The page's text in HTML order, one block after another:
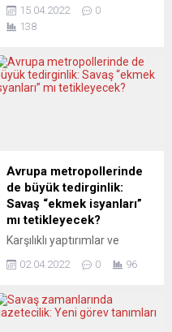
fiyatları daha da artarken,
birçok Avrupa ülkesinde
7’yi aşmış durumda. Rusya
ve Ukrayna’nın başlıca
Avrupa medyasında
yorumcular, değişen
derecelerde olsa da ciddi
bir...
15.04.2022
0
138
Avrupa metropollerinde
de büyük tedirginlik:
Savaş “ekmek isyanları”
mı tetikleyecek?
Karşılıklı yaptırımlar ve
Rusya’yı dünya pazarından
iddia ediliyor. Ama dünya
pazarı ve özellikle Avrupa
02.04.2022 0 96